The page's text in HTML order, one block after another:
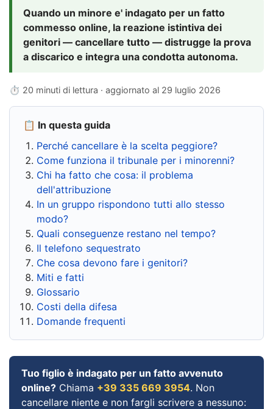
Quando un minore e' indagato per un fatto
commesso online, la reazione istintiva dei
genitori — cancellare tutto — distrugge la prova
a discarico e integra una condotta autonoma.
⏱ 20 minuti di lettura · aggiornato al 29 luglio 2026
📋 In questa guida
Perché cancellare è la scelta peggiore?
Come funziona il tribunale per i minorenni?
Chi ha fatto che cosa: il problema
dell'attribuzione
In un gruppo rispondono tutti allo stesso
modo?
Quali conseguenze restano nel tempo?
Il telefono sequestrato
Che cosa devono fare i genitori?
Miti e fatti
Glossario
Costi della difesa
Domande frequenti
Tuo figlio è indagato per un fatto avvenuto
online? Chiama +39 335 669 3954. Non
cancellare niente e non fargli scrivere a nessuno: